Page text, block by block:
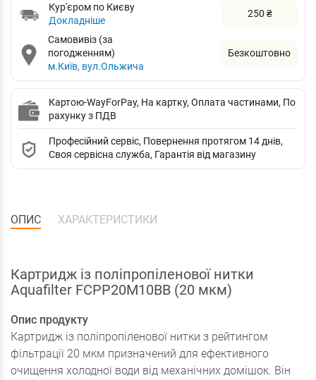
Кур'єром по Києву
Докладніше
250 ₴
Самовивіз (за
погодженням)
м.Київ, вул.Ольжича
Безкоштовно
Картою-WayForPay, На картку, Оплата частинами, По
рахунку з ПДВ
Професійний сервіс, Повернення протягом 14 днів,
Своя сервісна служба, Гарантія від магазину
ОПИС ХАРАКТЕРИСТИКИ
Картридж із поліпропіленової нитки
Aquafilter FCPP20M10BB (20 мкм)
Опис продукту
Картридж із поліпропіленової нитки з рейтингом
фільтрації 20 мкм призначений для ефективного
очищення холодної води від механічних домішок. Він